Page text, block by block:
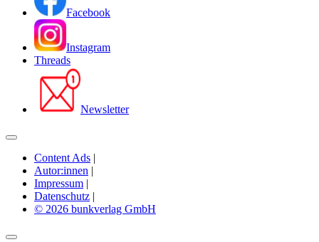
Facebook
Instagram
Threads
Newsletter
Content Ads |
Autor:innen |
Impressum |
Datenschutz |
© 2026 bunkverlag GmbH